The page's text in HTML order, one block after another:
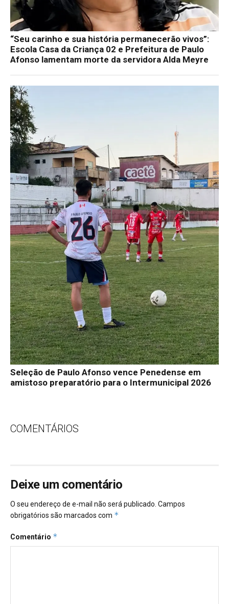
“Seu carinho e sua história permanecerão vivos”:
Escola Casa da Criança 02 e Prefeitura de Paulo
Afonso lamentam morte da servidora Alda Meyre
Seleção de Paulo Afonso vence Penedense em
amistoso preparatório para o Intermunicipal 2026
COMENTÁRIOS
Deixe um comentário
O seu endereço de e-mail não será publicado. Campos
obrigatórios são marcados com *
Comentário *